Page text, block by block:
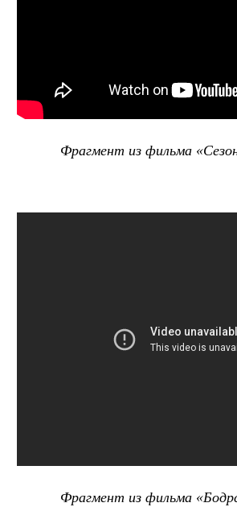
Фрагмент из фильма
Фрагмент из фильма